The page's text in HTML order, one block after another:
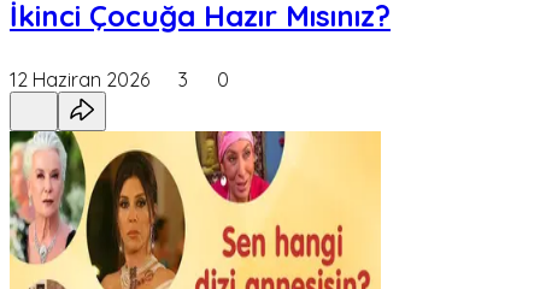
İkinci Çocuğa Hazır Mısınız?
12 Haziran 2026 3 0